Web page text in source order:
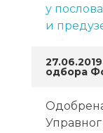
у
и
одбора